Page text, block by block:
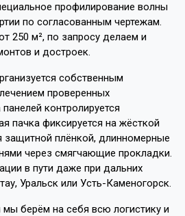
профилирование волны
по согласованным чертежам.
250 м², по запросу делаем и
и достроек.
собственным
проверенных
контролируется
пачка фиксируется на жёсткой
защитной плёнкой, длинномерные
через смягчающие прокладки.
в пути даже при дальних
Уральск или Усть-Каменогорск.
берём на себя всю логистику и